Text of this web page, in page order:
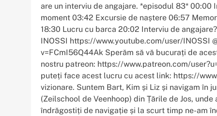
are un interviu de angajare. *episodul 83*
moment 03:42 Excursie de naștere 06:57
18:30 Lucru cu barca 20:02 Interviu de
INOSSI https://www.youtube.com/user/INOSSI
v=FCmI56Q44Ak Sperăm să vă bucurați de
nostru patreon: https://www.patreon.com/
puteți face acest lucru cu acest link: https://
vizionare. Suntem Bart, Kim și Liz și navigam în
(Zeilschool de Veenhoop) din Țările de Jos,
îndrăgostiți de navigație și la scurt timp ne-am